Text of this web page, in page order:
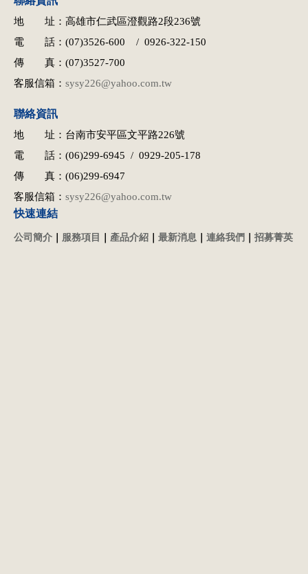
地 址：高雄市仁武區澄觀路2段236號
電 話：(07)3526-600 / 0926-322-150
傳 真：(07)3527-700
客服信箱： sysy226@yahoo.com.tw
聯絡資訊
地 址：台南市安平區文平路226號
電 話：(06)299-6945 / 0929-205-178
傳 真：(06)299-6947
客服信箱： sysy226@yahoo.com.tw
快速連結
公司簡介 服務項目 產品介紹 最新消息 連絡我們 招募菁英